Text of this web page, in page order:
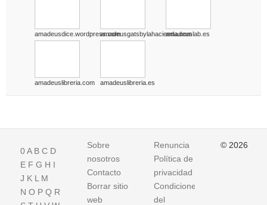
amadeusdice.wordpress.comamadeusgatsbylahacienda.com
amadeuslab.es
amadeuslibreria.com amadeuslibreria.es
0A B C D
E F G H I
J K L M
N O P Q R
Sobre
nosotros
Contacto
Borrar sitio
web
Renuncia
Política de
privacidad
Condiciones
del
© 2026